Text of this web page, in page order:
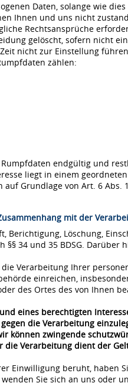
Daten, solange wie
Ihnen und uns nicht
Rechtsansprüche
gelöscht, sofern nicht
nicht zur Einstellung
zählen:
endgültig und
liegt in einem
Grundlage von Art. 6 Abs.
mit der
Berichtigung, Löschung,
§§ 34 und 35 BDSG.
Verarbeitung Ihrer
einreichen,
des Ortes des von Ihnen
eines berechtigten
die Verarbeitung
können zwingende
die Verarbeitung dient der
Einwilligung beruht, haben
Sie sich an uns oder